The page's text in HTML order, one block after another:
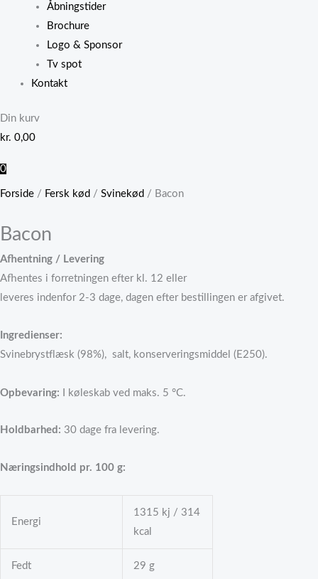
Åbningstider
Brochure
Logo & Sponsor
Tv spot
Kontakt
Din kurv
kr. 0,00
0
Forside / Fersk kød / Svinekød / Bacon
Bacon
Afhentning / Levering
Afhentes i forretningen efter kl. 12 eller
leveres indenfor 2-3 dage, dagen efter bestillingen er afgivet.
Ingredienser:
Svinebrystflæsk (98%), salt, konserveringsmiddel (E250).
Opbevaring: I køleskab ved maks. 5 °C.
Holdbarhed: 30 dage fra levering.
Næringsindhold pr. 100 g:
Energi
1315 kj / 314
kcal
Fedt 29 g